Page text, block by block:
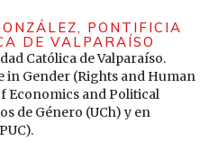
Universidad Nacional
Embodied Approach to
42(1-2), 131-146.
para todxs. Por una
y poscolonial.
PONTIFICIA
DE VALPARAÍSO
Católica de Valparaíso.
in Gender (Rights and Human
Economics and Political
de Género (UCh) y en